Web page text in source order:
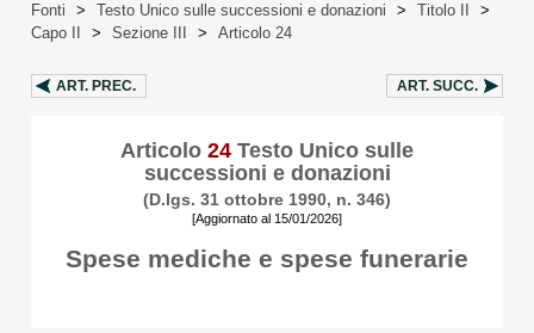
Fonti > Testo Unico sulle successioni e donazioni > Titolo II
>
Capo II
> Sezione III > Articolo 24
ART. PREC. ART. SUCC.
Articolo 24 Testo Unico sulle
successioni e donazioni
(D.lgs. 31 ottobre 1990, n. 346)
[Aggiornato al 15/01/2026]
Spese mediche e spese funerarie